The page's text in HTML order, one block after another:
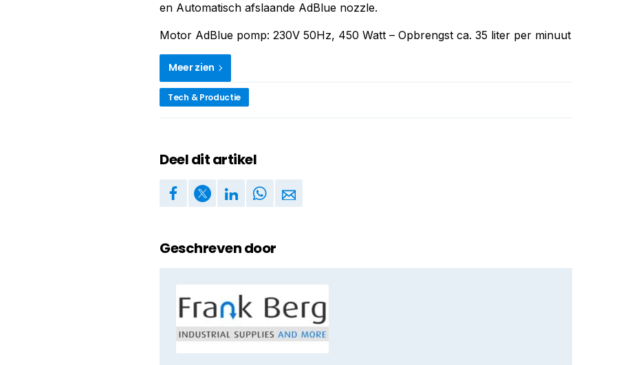
en Automatisch afslaande AdBlue nozzle.
Motor AdBlue pomp: 230V 50Hz, 450 Watt – Opbrengst ca. 35 liter per minuut
Meer zien
Tech & Productie
Deel dit artikel
Geschreven door